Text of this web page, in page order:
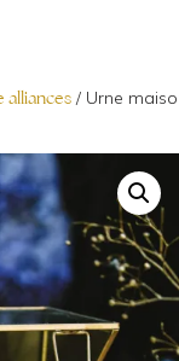
alliances / Urne